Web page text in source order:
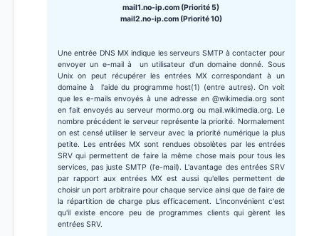
mail1.no-ip.com (Priorité 5)
mail2.no-ip.com (Priorité 10)
Une entrée DNS MX indique les serveurs SMTP à contacter pour
envoyer un e-mail à un utilisateur d'un domaine donné. Sous
Unix on peut récupérer les entrées MX correspondant à un
domaine à l'aide du programme host(1) (entre autres). On voit
que les e-mails envoyés à une adresse en @wikimedia.org sont
en fait envoyés au serveur mormo.org ou mail.wikimedia.org. Le
nombre précédent le serveur représente la priorité. Normalement
on est censé utiliser le serveur avec la priorité numérique la plus
petite. Les entrées MX sont rendues obsolètes par les entrées
SRV qui permettent de faire la même chose mais pour tous les
services, pas juste SMTP (l'e-mail). L'avantage des entrées SRV
par rapport aux entrées MX est aussi qu'elles permettent de
choisir un port arbitraire pour chaque service ainsi que de faire de
la répartition de charge plus efficacement. L'inconvénient c'est
qu'il existe encore peu de programmes clients qui gèrent les
entrées SRV.